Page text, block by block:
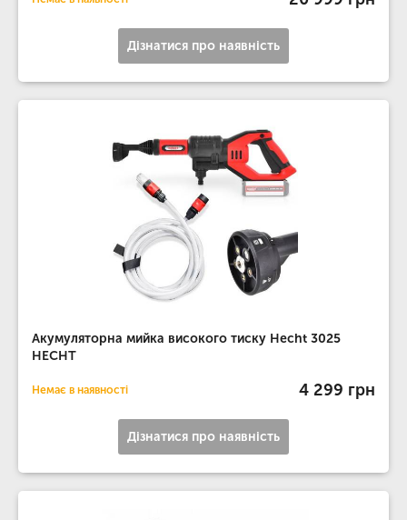
Дізнатися про наявність
Акумуляторна мийка високого тиску Hecht 3025
HECHT
Немає в наявності 4 299 грн
Дізнатися про наявність